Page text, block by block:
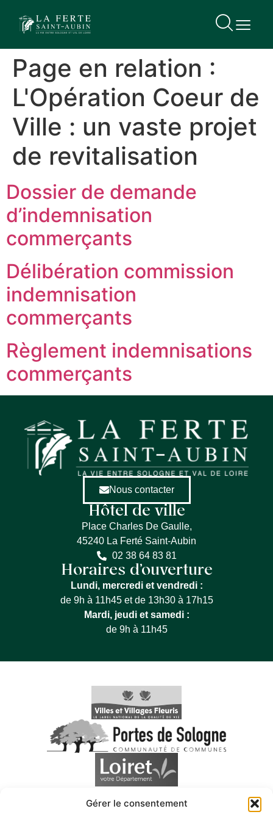
Gérer le consentement
principal
Page en relation :
L'Opération Coeur de
Ville : un vaste projet
de revitalisation
Dossier de demande
d’indemnisation
commerçants
Délibération commission
indemnisation
commerçants
Règlement indemnisations
commerçants
Nous contacter
Hôtel de ville
Place Charles De Gaulle,
45240 La Ferté Saint-Aubin
02 38 64 83 81
Horaires d’ouverture
Lundi, mercredi et vendredi :
de 9h à 11h45 et de 13h30 à 17h15
Mardi, jeudi et samedi :
de 9h à 11h45